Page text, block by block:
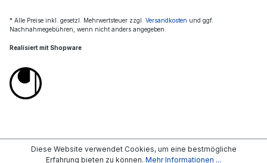
* Alle Preise inkl. gesetzl. Mehrwertsteuer zzgl. Versandkosten und ggf.
Nachnahmegebühren, wenn nicht anders angegeben.
Realisiert mit Shopware
Diese Website verwendet Cookies, um eine bestmögliche
Erfahrung bieten zu können. Mehr Informationen ...